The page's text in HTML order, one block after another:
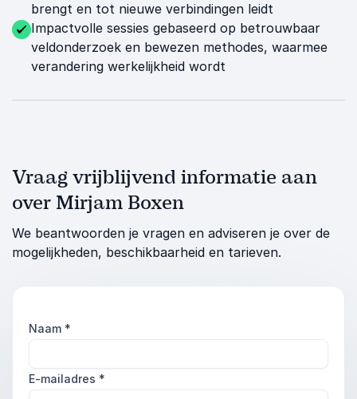
brengt en tot nieuwe verbindingen leidt
Impactvolle sessies gebaseerd op betrouwbaar
veldonderzoek en bewezen methodes, waarmee
verandering werkelijkheid wordt
Vraag vrijblijvend informatie aan
over Mirjam Boxen
We beantwoorden je vragen en adviseren je over de
mogelijkheden, beschikbaarheid en tarieven.
Naam *
E-mailadres *